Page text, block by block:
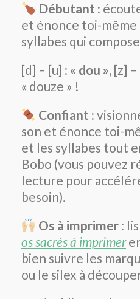
Débutant :
et énonce toi-même
syllabes qui
[d] – [u] : « dou », [z]
« douze » !
Confiant :
son et énonce toi-
et les syllabes tout
Bobo (vous pouvez
lecture pour
besoin).
Os à imprimer :
os sacrés à imprimer
bien suivre les
ou le silex à